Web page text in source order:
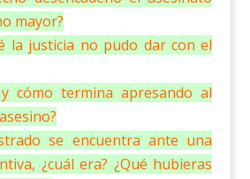
mayor?
la justicia no pudo dar con el
cómo termina apresando al
se encuentra ante una
¿cuál era? ¿Qué hubieras